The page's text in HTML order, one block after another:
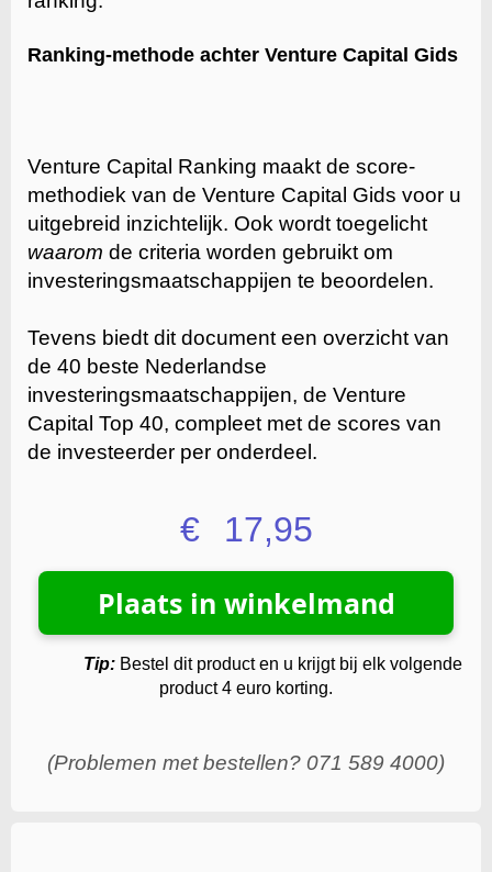
Ranking-methode achter Venture Capital Gids
Venture Capital Ranking maakt de score-
methodiek van de Venture Capital Gids voor u
uitgebreid inzichtelijk. Ook wordt toegelicht
waarom de criteria worden gebruikt om
investeringsmaatschappijen te beoordelen.
Tevens biedt dit document een overzicht van
de 40 beste Nederlandse
investeringsmaatschappijen, de Venture
Capital Top 40, compleet met de scores van
de investeerder per onderdeel.
€ 17,95
Tip: Bestel dit product en u krijgt bij elk volgende
product 4 euro korting.
(Problemen met bestellen? 071 589 4000)